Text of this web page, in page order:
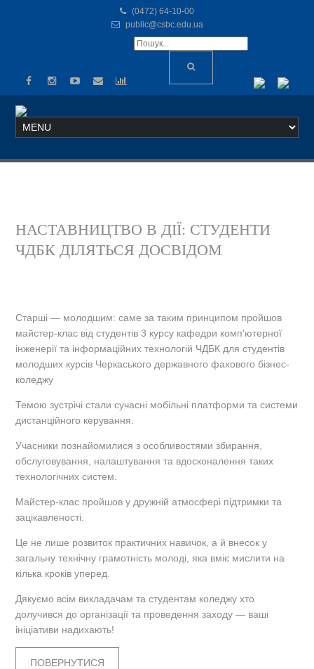
(0472) 64-10-00
public@csbc.edu.ua
НАСТАВНИЦТВО В ДІЇ: СТУДЕНТИ
ЧДБК ДІЛЯТЬСЯ ДОСВІДОМ
Старші — молодшим: саме за таким принципом пройшов
майстер-клас від студентів 3 курсу кафедри комп'ютерної
інженерії та інформаційних технологій ЧДБК для студентів
молодших курсів Черкаського державного фахового бізнес-
коледжу
Темою зустрічі стали сучасні мобільні платформи та системи
дистанційного керування.
Учасники познайомилися з особливостями збирання,
обслуговування, налаштування та вдосконалення таких
технологічних систем.
Майстер-клас пройшов у дружній атмосфері підтримки та
зацікавленості.
Це не лише розвиток практичних навичок, а й внесок у
загальну технічну грамотність молоді, яка вміє мислити на
кілька кроків уперед.
Дякуємо всім викладачам та студентам коледжу хто
долучився до організації та проведення заходу — ваші
ініціативи надихають!
ПОВЕРНУТИСЯ